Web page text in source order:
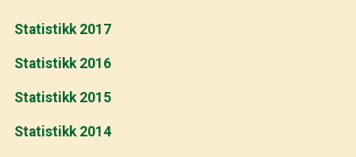
Statistikk 2017
Statistikk 2016
Statistikk 2015
Statistikk 2014